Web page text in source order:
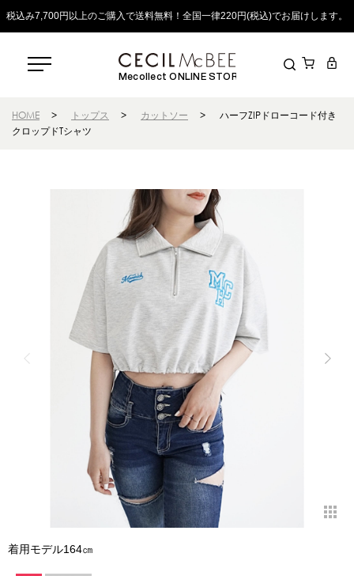
税込み7,700円以上のご購入で送料無料！全国一律220円(税込)でお届けします。
Mecollect ONLINE STORE
HOME > トップス > カットソー >
ハーフZIPドローコード付き
クロップドTシャツ
着用モデル164㎝